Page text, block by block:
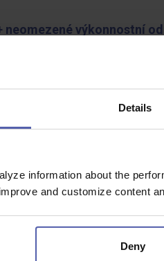
Details
information about the
and customize content
Deny
neomezené výkonnostní
technika výtahů pro
pestrá…